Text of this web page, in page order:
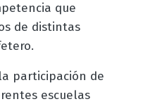
que
de distintas
participación de
escuelas